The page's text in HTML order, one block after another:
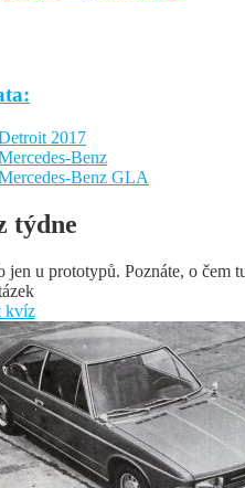
2017
Benz
Benz GLA
týdne
jen u prototypů. Poznáte, o čem
kvíz